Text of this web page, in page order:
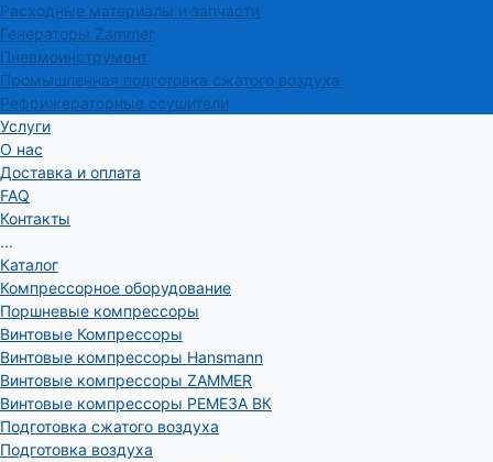
Расходные материалы и запчасти
Генераторы Zammer
Пневмоинструмент
Промышленная подготовка сжатого воздуха
Рефрижераторные осушители
Услуги
О нас
Доставка и оплата
FAQ
Контакты
...
Каталог
Компрессорное оборудование
Поршневые компрессоры
Винтовые Компрессоры
Винтовые компрессоры Hansmann
Винтовые компрессоры ZAMMER
Винтовые компрессоры РЕМЕЗА ВК
Подготовка сжатого воздуха
Подготовка воздуха